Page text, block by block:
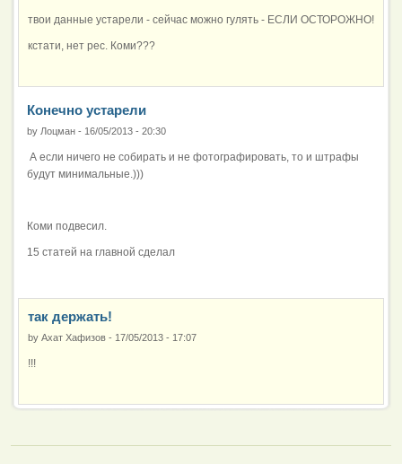
твои данные устарели - сейчас можно гулять - ЕСЛИ ОСТОРОЖНО!
кстати, нет рес. Коми???
Конечно устарели
by Лоцман - 16/05/2013 - 20:30
А если ничего не собирать и не фотографировать, то и штрафы
будут минимальные.)))
Коми подвесил.
15 статей на главной сделал
так держать!
by Ахат Хафизов - 17/05/2013 - 17:07
!!!